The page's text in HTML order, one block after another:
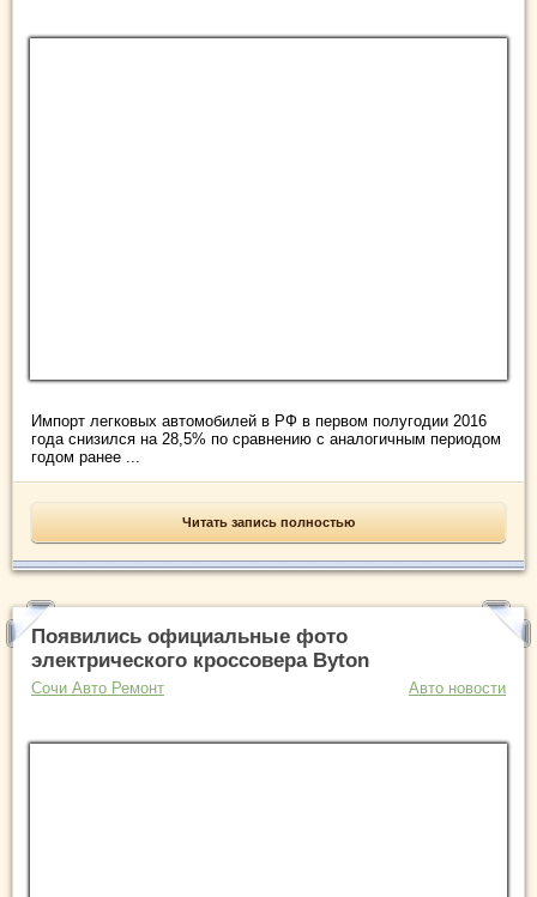
Импорт легковых автомобилей в РФ в первом полугодии 2016
года снизился на 28,5% по сравнению с аналогичным периодом
годом ранее ...
Читать запись полностью
Появились официальные фото
электрического кроссовера Byton
Сочи Авто Ремонт Авто новости